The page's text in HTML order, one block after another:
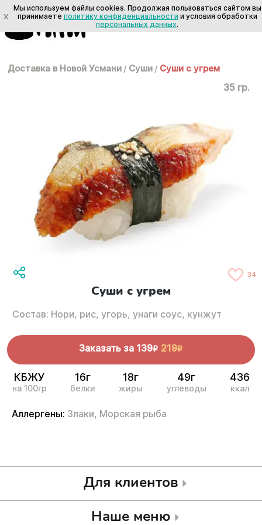
Доставка в Новой Усмани / Суши / Суши с угрем
35 гр.
34
Суши с угрем
Состав: Нори, рис, угорь, унаги соус, кунжут
Заказать за 139R 219R
КБЖУ
на 100гр
16г
белки
18г
жиры
49г
углеводы
436
ккал
Аллергены: Злаки, Морская рыба
Для клиентов
Наше меню
X
Мы используем файлы cookies. Продолжая пользоваться сайтом вы
принимаете политику конфиденциальности и условия обработки
персональных данных.